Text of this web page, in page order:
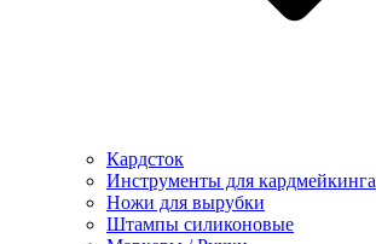
Кардсток
Инструменты для кардмейкинга
Ножи для вырубки
Штампы силиконовые